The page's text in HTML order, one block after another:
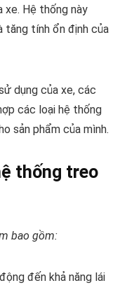
xe. Hệ thống này
tăng tính ổn định của
dụng của xe, các
các loại hệ thống
sản phẩm của mình.
thống treo
bao gồm:
đến khả năng lái